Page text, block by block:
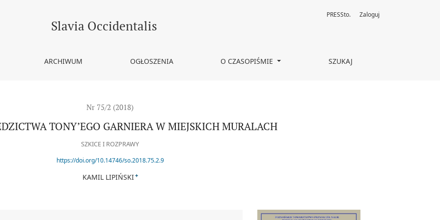
MURALACHSlavia Occidentalis
ARCHIWUM OGŁOSZENIA O CZASOPIŚMIE SZUKAJ
PRESSto. Zaloguj
Nr 75/2 (2018)
TONYʼEGO GARNIERA W MIEJSKICH MURALACH
SZKICE I ROZPRAWY
https://doi.org/10.14746/so.2018.75.2.9
KAMIL LIPIŃSKI +